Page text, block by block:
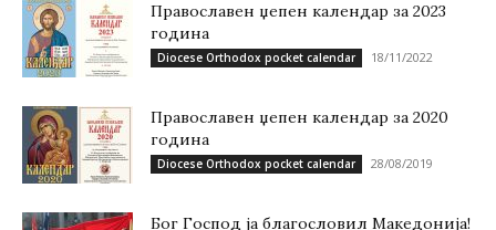
Православен џепен календар за 2023
година
Diocese Orthodox pocket calendar 18/11/2022
Православен џепен календар за 2020
година
Diocese Orthodox pocket calendar 28/08/2019
Бог Господ ја благословил Македонија!